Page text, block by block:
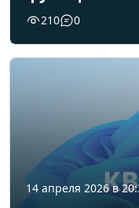
210 0
14 апреля 2026 в